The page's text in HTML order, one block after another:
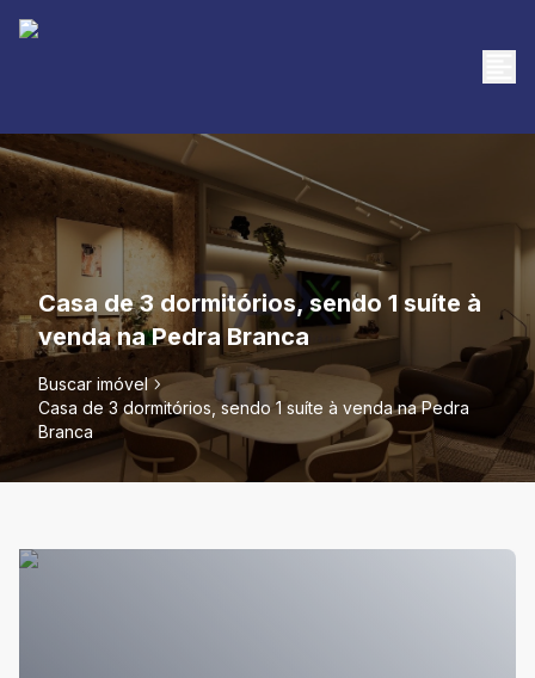
Casa de 3 dormitórios, sendo 1 suíte à
venda na Pedra Branca
Buscar imóvel
Casa de 3 dormitórios, sendo 1 suíte à venda na Pedra
Branca